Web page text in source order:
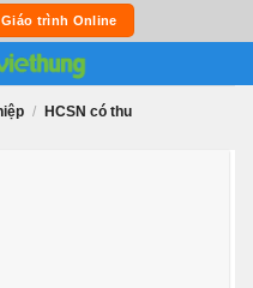
Giáo trình Online
/ HCSN có thu